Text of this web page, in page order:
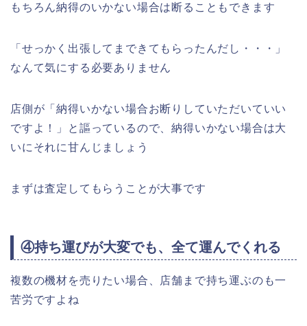
もちろん納得のいかない場合は断ることもできます
「せっかく出張してまできてもらったんだし・・・」
なんて気にする必要ありません
店側が「納得いかない場合お断りしていただいていい
ですよ！」と謳っているので、納得いかない場合は大
いにそれに甘んじましょう
まずは査定してもらうことが大事です
④持ち運びが大変でも、全て運んでくれる
複数の機材を売りたい場合、店舗まで持ち運ぶのも一
苦労ですよね